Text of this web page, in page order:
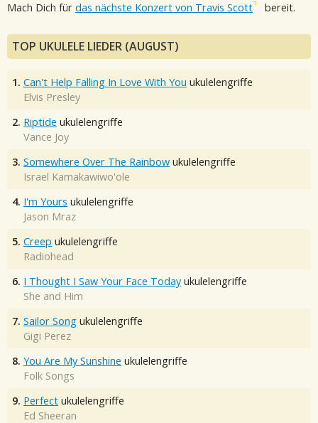
Mach Dich für das nächste Konzert von Travis Scott bereit.
TOP UKULELE LIEDER (AUGUST)
1. Can't Help Falling In Love With You ukulelengriffe
Elvis Presley
2. Riptide ukulelengriffe
Vance Joy
3. Somewhere Over The Rainbow ukulelengriffe
Israel Kamakawiwo'ole
4. I'm Yours ukulelengriffe
Jason Mraz
5. Creep ukulelengriffe
Radiohead
6. I Thought I Saw Your Face Today ukulelengriffe
She and Him
7. Sailor Song ukulelengriffe
Gigi Perez
8. You Are My Sunshine ukulelengriffe
Folk Songs
9. Perfect ukulelengriffe
Ed Sheeran